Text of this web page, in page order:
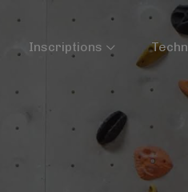
Inscriptions